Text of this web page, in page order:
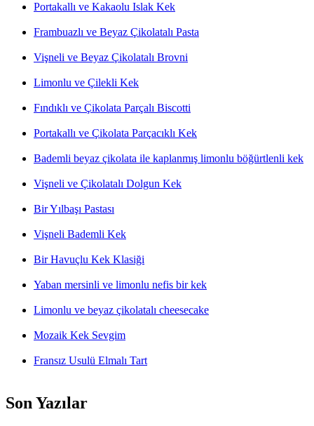
Portakallı ve Kakaolu Islak Kek
Frambuazlı ve Beyaz Çikolatalı Pasta
Vişneli ve Beyaz Çikolatalı Brovni
Limonlu ve Çilekli Kek
Fındıklı ve Çikolata Parçalı Biscotti
Portakallı ve Çikolata Parçacıklı Kek
Bademli beyaz çikolata ile kaplanmış limonlu böğürtlenli kek
Vişneli ve Çikolatalı Dolgun Kek
Bir Yılbaşı Pastası
Vişneli Bademli Kek
Bir Havuçlu Kek Klasiği
Yaban mersinli ve limonlu nefis bir kek
Limonlu ve beyaz çikolatalı cheesecake
Mozaik Kek Sevgim
Fransız Usulü Elmalı Tart
Son Yazılar